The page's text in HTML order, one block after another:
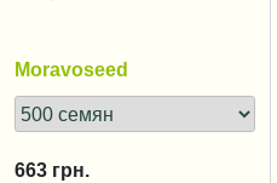
Moravoseed
663 грн.